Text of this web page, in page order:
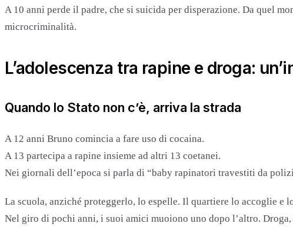
A 10 anni perde il padre, che si suicida per disperazione. Da quel
microcriminalità.
L’adolescenza tra rapine e droga:
Quando lo Stato non c’è, arriva la strada
A 12 anni Bruno comincia a fare uso di cocaina.
A 13 partecipa a rapine insieme ad altri 13 coetanei.
Nei giornali dell’epoca si parla di “baby rapinatori travestiti da
La scuola, anziché proteggerlo, lo espelle. Il quartiere lo accoglie e
Nel giro di pochi anni, i suoi amici muoiono uno dopo l’altro. Droga,